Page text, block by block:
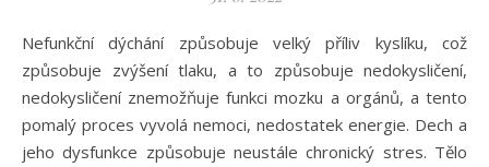
Nefunkční dýchání způsobuje velký příliv kyslíku, což
způsobuje zvýšení tlaku, a to způsobuje nedokysličení,
nedokysličení znemožňuje funkci mozku a orgánů, a tento
pomalý proces vyvolá nemoci, nedostatek energie. Dech a
jeho dysfunkce způsobuje neustále chronický stres. Tělo